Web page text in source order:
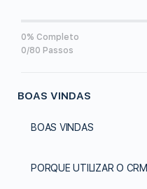
0% Completo
0/80 Passos
BOAS VINDAS
BOAS VINDAS
PORQUE UTILIZAR O CRM